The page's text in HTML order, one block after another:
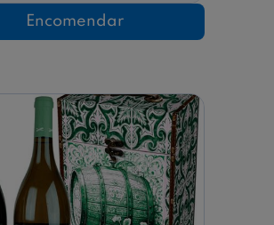
3
Vinhos
Encomendar